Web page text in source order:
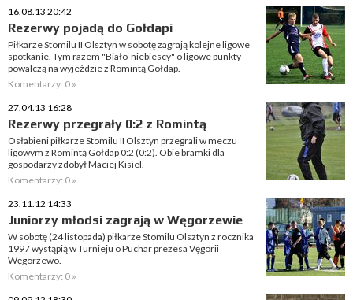
16.08.13 20:42
Rezerwy pojadą do Gołdapi
Piłkarze Stomilu II Olsztyn w sobotę zagrają kolejne ligowe
spotkanie. Tym razem "Biało-niebiescy" o ligowe punkty
powalczą na wyjeździe z Romintą Gołdap.
Komentarzy: 0 »
27.04.13 16:28
Rezerwy przegrały 0:2 z Romintą
Osłabieni piłkarze Stomilu II Olsztyn przegrali w meczu
ligowym z Romintą Gołdap 0:2 (0:2). Obie bramki dla
gospodarzy zdobył Maciej Kisiel.
Komentarzy: 0 »
23.11.12 14:33
Juniorzy młodsi zagrają w Węgorzewie
W sobotę (24 listopada) piłkarze Stomilu Olsztyn z rocznika
1997 wystąpią w Turnieju o Puchar prezesa Vęgorii
Węgorzewo.
Komentarzy: 0 »